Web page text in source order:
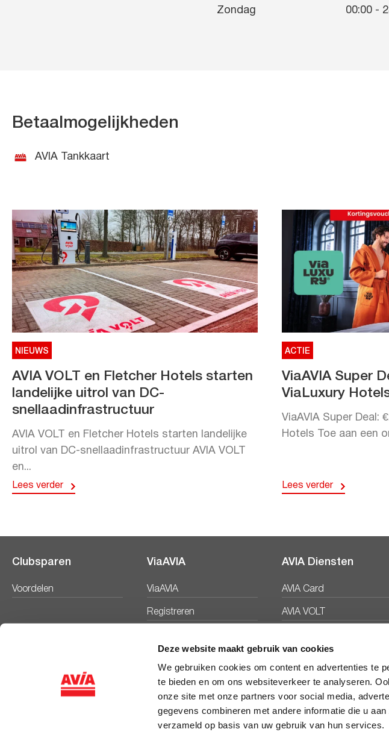
Deze website maakt gebruik van cookies
We gebruiken cookies om content en advertenties te
te bieden en om ons websiteverkeer te analyseren.
onze site met onze partners voor social media,
gegevens combineren met andere informatie die u
verzameld op basis van uw gebruik van hun services.
Zondag
00:00 -
Betaalmogelijkheden
AVIA Tankkaart
NIEUWS
AVIA VOLT en Fletcher Hotels starten
landelijke uitrol van DC-
snellaadinfrastructuur
AVIA VOLT en Fletcher Hotels starten landelijke
uitrol van DC-snellaadinfrastructuur AVIA VOLT
en...
Lees verder
ACTIE
ViaAVIA Super
ViaLuxury
ViaAVIA Super Deal:
Hotels Toe aan een
Lees verder
Clubsparen
Voordelen
ViaAVIA
ViaAVIA
Registreren
AVIA Diensten
AVIA Card
AVIA VOLT